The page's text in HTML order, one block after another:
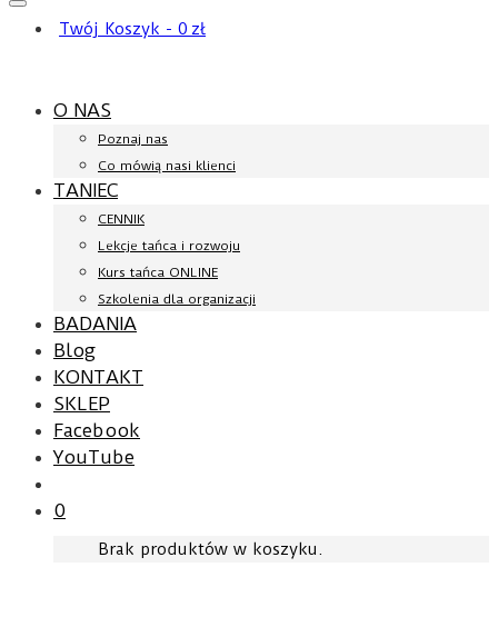
Twój Koszyk - 0 zł
O NAS
Poznaj nas
Co mówią nasi klienci
TANIEC
CENNIK
Lekcje tańca i rozwoju
Kurs tańca ONLINE
Szkolenia dla organizacji
BADANIA
Blog
KONTAKT
SKLEP
Facebook
YouTube
0
Brak produktów w koszyku.